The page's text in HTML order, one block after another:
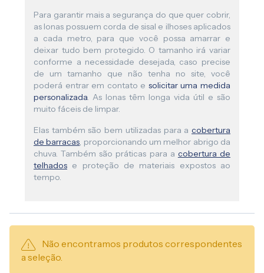
Para garantir mais a segurança do que quer cobrir,
as lonas possuem corda de sisal e ilhoses aplicados
a cada metro, para que você possa amarrar e
deixar tudo bem protegido. O tamanho irá variar
conforme a necessidade desejada, caso precise
de um tamanho que não tenha no site, você
poderá entrar em contato e solicitar uma medida
personalizada. As lonas têm longa vida útil e são
muito fáceis de limpar.
Elas também são bem utilizadas para a cobertura
de barracas, proporcionando um melhor abrigo da
chuva. Também são práticas para a cobertura de
telhados e proteção de materiais expostos ao
tempo.
Não encontramos produtos correspondentes
a seleção.